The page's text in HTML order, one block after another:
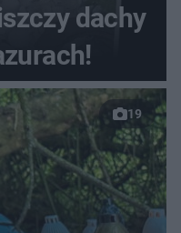
dachy
19